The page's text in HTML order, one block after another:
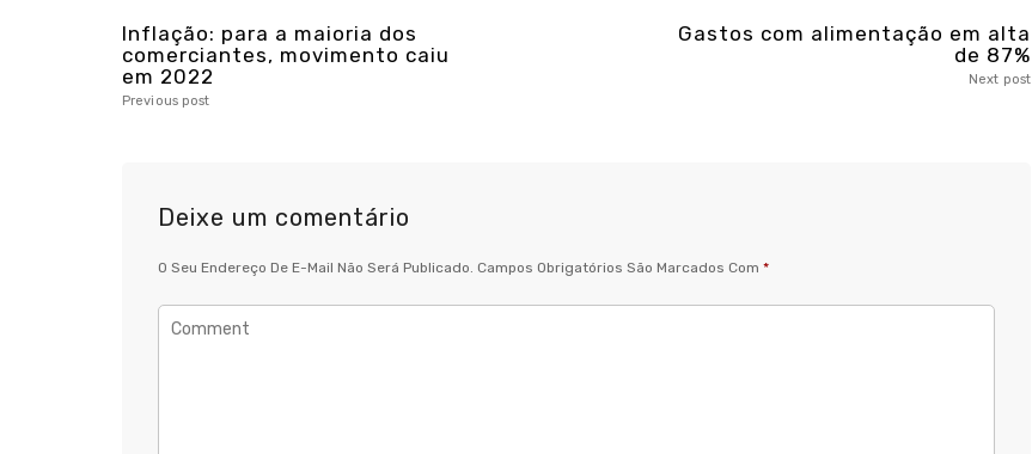
Inflação: para a maioria dos
comerciantes, movimento caiu
em 2022
Previous post
Gastos com alimentação em alta
de 87%
Next post
Deixe um comentário
O Seu Endereço De E-Mail Não Será Publicado. Campos Obrigatórios São Marcados Com *